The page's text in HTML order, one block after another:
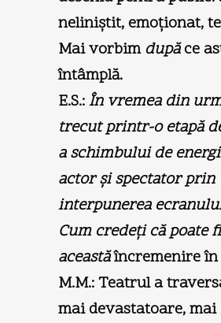
neliniştit, emoţionat,
Mai vorbimdupăce
întâmplă.
E.S.: În vremea din
trecut printr-o etapă
a schimbului de
actor şi spectator prin
interpunerea
Cum credeţi că poate
aceastăîncremenire
M.M.:Teatrul a
mai devastatoare,